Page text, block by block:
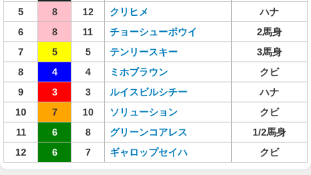
5
8 12 クリヒメ
ハナ
6
8 11 チョーシューボウイ
2馬身
7
5 5 テンリースキー
3馬身
8
4 4 ミホブラウン
クビ
9
3 3 ルイスビルシチー
ハナ
10
7 10 ソリューション
クビ
11
6 8 グリーンコアレス
1/2馬身
12
6 7 ギャロップセイハ クビ